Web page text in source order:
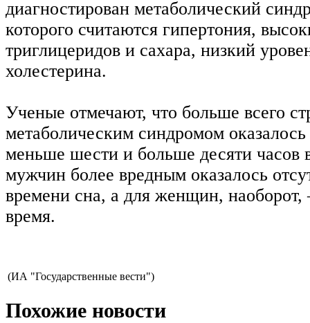
диагностирован метаболический
которого считаются гипертония,
триглицеридов и сахара, низкий
холестерина.
Ученые отмечают, что больше всего
метаболическим синдромом оказалось
меньше шести и больше десяти часов
мужчин более вредным оказалось
времени сна, а для женщин,
время.
(ИА "Государственные вести")
Похожие новости